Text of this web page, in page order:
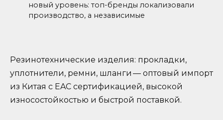
новый уровень: топ-бренды локализовали
производство, а независимые
Резинотехнические изделия: прокладки,
уплотнители, ремни, шланги — оптовый импорт
из Китая с EAC сертификацией, высокой
износостойкостью и быстрой поставкой.